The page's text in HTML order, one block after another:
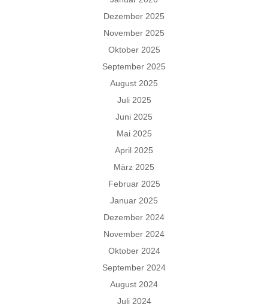
Dezember 2025
November 2025
Oktober 2025
September 2025
August 2025
Juli 2025
Juni 2025
Mai 2025
April 2025
März 2025
Februar 2025
Januar 2025
Dezember 2024
November 2024
Oktober 2024
September 2024
August 2024
Juli 2024